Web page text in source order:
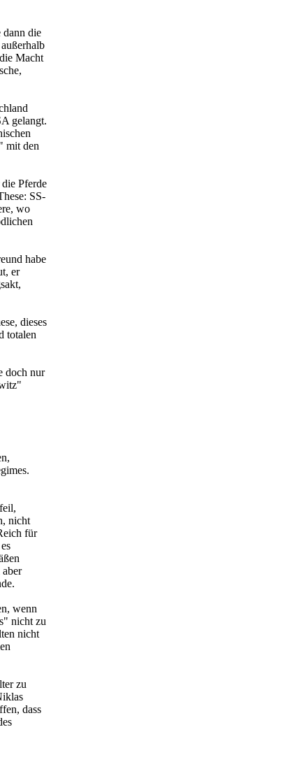
dann die
Macht
gelangt.
mit den
Pferde
SS-
wo
habe
er
dieses
totalen
doch nur
nicht
für
wenn
nicht zu
nicht
zu
dass